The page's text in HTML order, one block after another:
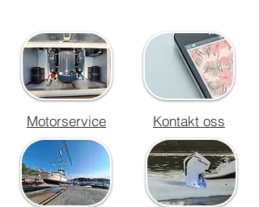
Motorservice Kontakt oss